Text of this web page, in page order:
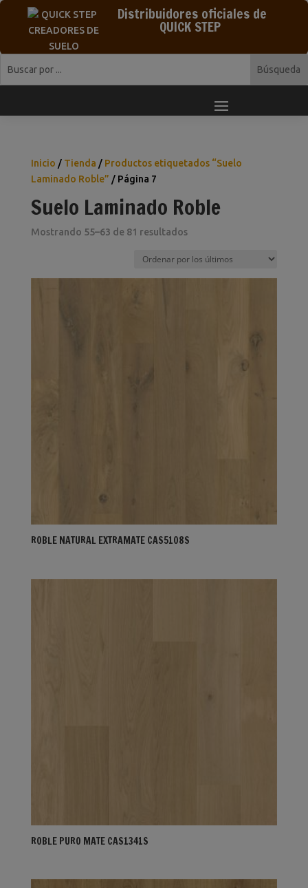
Distribuidores oficiales de
QUICK STEP
Inicio / Tienda / Productos etiquetados “Suelo
Laminado Roble” / Página 7
Suelo Laminado Roble
Mostrando 55–63 de 81 resultadosOrdenado
los
últimos
ROBLE NATURAL EXTRAMATE CAS5108S
ROBLE PURO MATE CAS1341S